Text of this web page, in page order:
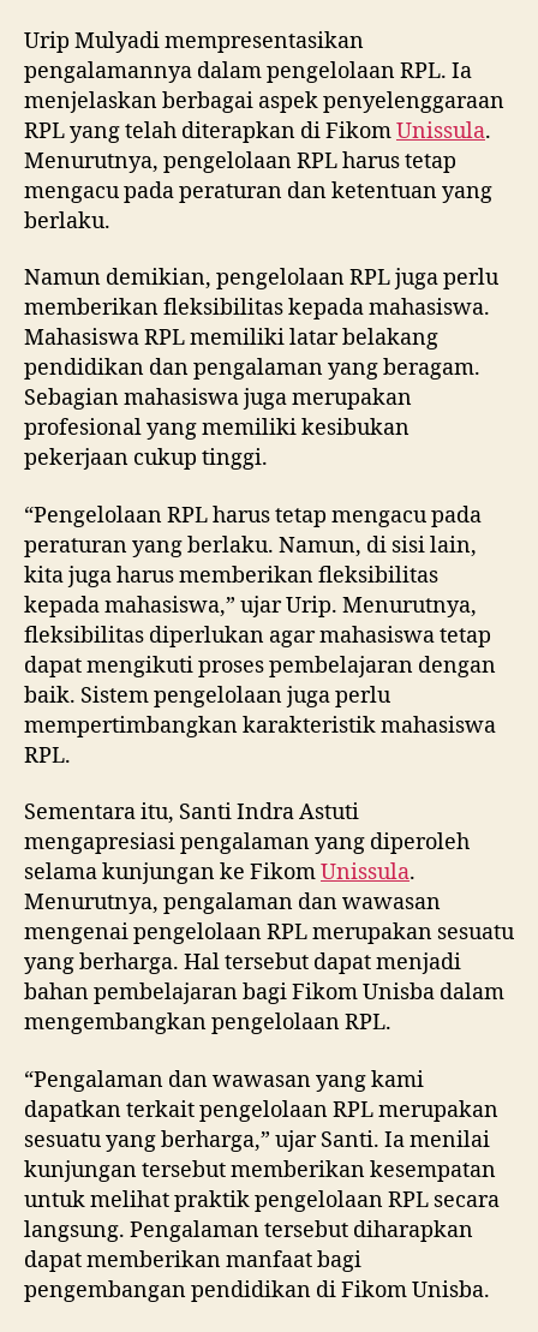
Urip Mulyadi mempresentasikan
pengalamannya dalam pengelolaan RPL. Ia
menjelaskan berbagai aspek penyelenggaraan
RPL yang telah diterapkan di FikomUnissula.
Menurutnya, pengelolaan RPL harus tetap
mengacu pada peraturan dan ketentuan yang
berlaku.
Namun demikian, pengelolaan RPL juga perlu
memberikan fleksibilitas kepada mahasiswa.
Mahasiswa RPL memiliki latar belakang
pendidikan dan pengalaman yang beragam.
Sebagian mahasiswa juga merupakan
profesional yang memiliki kesibukan
pekerjaan cukup tinggi.
“Pengelolaan RPL harus tetap mengacu pada
peraturan yang berlaku. Namun, di sisi lain,
kita juga harus memberikan fleksibilitas
kepada mahasiswa,” ujar Urip. Menurutnya,
fleksibilitas diperlukan agar mahasiswa tetap
dapat mengikuti proses pembelajaran dengan
baik. Sistem pengelolaan juga perlu
mempertimbangkan karakteristik mahasiswa
RPL.
Sementara itu, Santi Indra Astuti
mengapresiasi pengalaman yang diperoleh
selama kunjungan ke FikomUnissula.
Menurutnya, pengalaman dan wawasan
mengenai pengelolaan RPL merupakan sesuatu
yang berharga. Hal tersebut dapat menjadi
bahan pembelajaran bagi Fikom Unisba dalam
mengembangkan pengelolaan RPL.
“Pengalaman dan wawasan yang kami
dapatkan terkait pengelolaan RPL merupakan
sesuatu yang berharga,” ujar Santi. Ia menilai
kunjungan tersebut memberikan kesempatan
untuk melihat praktik pengelolaan RPL secara
langsung. Pengalaman tersebut diharapkan
dapat memberikan manfaat bagi
pengembangan pendidikan di Fikom Unisba.